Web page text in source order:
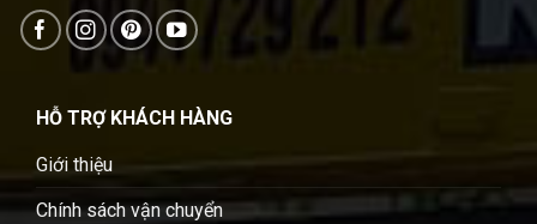
HỖ TRỢ KHÁCH HÀNG
Giới thiệu
Chính sách vận chuyển